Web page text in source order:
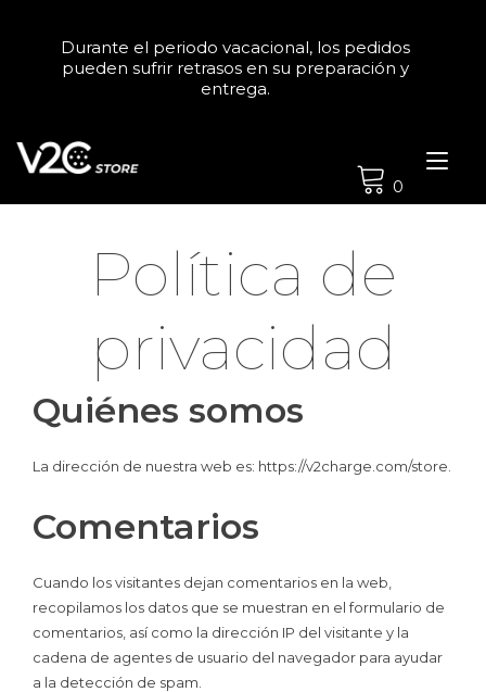
contenidoDurante el periodo vacacional, los pedidos
pueden sufrir retrasos en su preparación y
entrega.
0
Política de
privacidad
Quiénes somos
La dirección de nuestra web es: https://v2charge.com/store.
Comentarios
Cuando los visitantes dejan comentarios en la web,
recopilamos los datos que se muestran en el formulario de
comentarios, así como la dirección IP del visitante y la
cadena de agentes de usuario del navegador para ayudar
a la detección de spam.